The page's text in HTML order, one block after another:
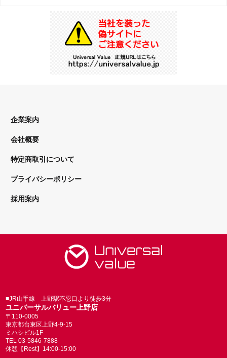
企業案内
会社概要
特定商取引について
プライバシーポリシー
採用案内
■JR山手線 上野駅不忍口より徒歩3分
ユニバーサルバリュー上野店
〒110-0005
東京都台東区上野4-9-15
ミハシビル1F
TEL 03-5846-7888
休憩【Rest】14:00-15:00